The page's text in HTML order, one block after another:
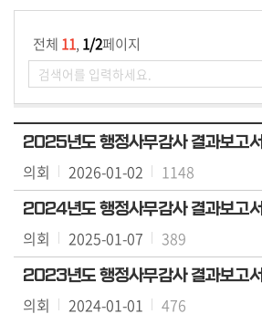
기
능
의
원
소
개
의
회
소
식
전체 11, 1/2페이지
2025년도 행정사무감사 결과보고서
의회 2026-01-02 1148
2024년도 행정사무감사 결과보고서
의회 2025-01-07 389
2023년도 행정사무감사 결과보고서
의회 2024-01-01 476